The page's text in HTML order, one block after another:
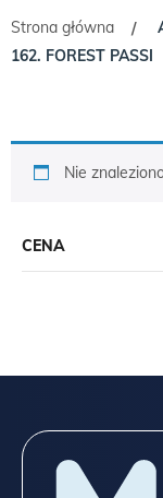
CENA
Strona główna /
162. FOREST PASSI
Nie